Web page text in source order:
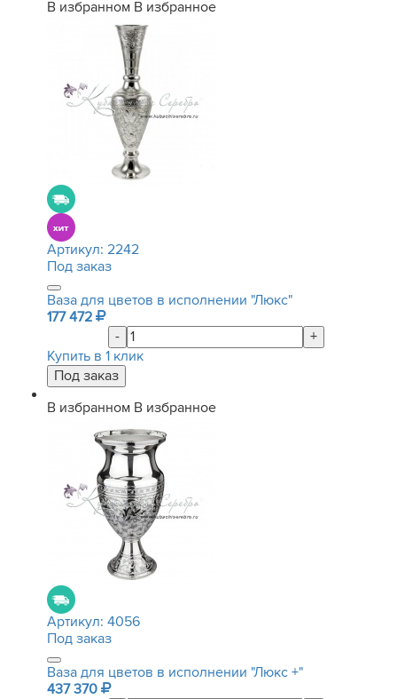
В избранном В избранное
Артикул: 2242
Под заказ
Ваза для цветов в исполнении "Люкс"
177 472
-
+
Купить в 1 клик
В избранном В избранное
Артикул: 4056
Под заказ
Ваза для цветов в исполнении "Люкс +"
437 370